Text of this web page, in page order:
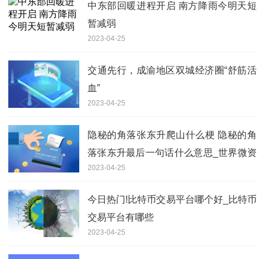
中东部回暖进程开启 南方降雨今明天短
暂减弱
2023-04-25
交通先行，成渝地区双城经济圈“舒筋活
血”
2023-04-25
隐秘的角落张东升爬山什么梗 隐秘的角
落张东升最后一句话什么意思_世界微资
讯
2023-04-25
今日热门!比特币交易平台哪个好_比特币
交易平台有哪些
2023-04-25